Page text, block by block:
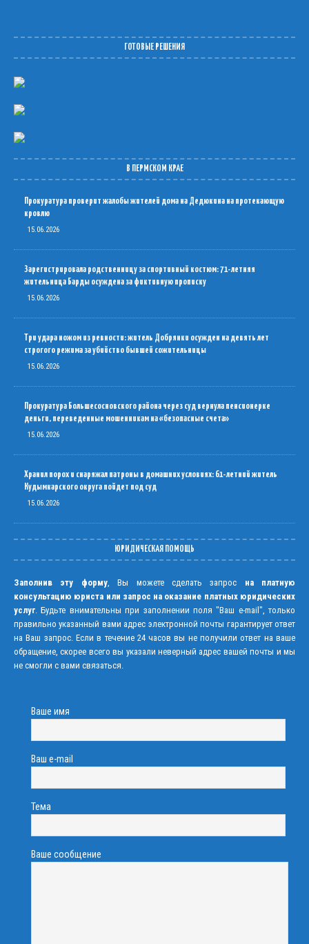
ГОТОВЫЕ РЕШЕНИЯ
В ПЕРМСКОМ КРАЕ
Прокуратура проверит жалобы жителей дома на Дедюкина на протекающую
кровлю
15.06.2026
Зарегистрировала родственницу за спортивный костюм: 71-летняя
жительница Барды осуждена за фиктивную прописку
15.06.2026
Три удара ножом из ревности: житель Добрянки осужден на девять лет
строгого режима за убийство бывшей сожительницы
15.06.2026
Прокуратура Большесосновского района через суд вернула пенсионерке
деньги, переведенные мошенникам на «безопасные счета»
15.06.2026
Хранил порох и снаряжал патроны в домашних условиях: 61-летний житель
Кудымкарского округа пойдет под суд
15.06.2026
ЮРИДИЧЕСКАЯ ПОМОЩЬ
Заполнив эту форму, Вы можете сделать запрос на платную
консультацию юриста или запрос на оказание платных юридических
услуг. Будьте внимательны при заполнении поля "Ваш e-mail", только
правильно указанный вами адрес электронной почты гарантирует ответ
на Ваш запрос. Если в течение 24 часов вы не получили ответ на ваше
обращение, скорее всего вы указали неверный адрес вашей почты и мы
не смогли с вами связаться.
Ваше имя
Ваш e-mail
Тема
Ваше сообщение